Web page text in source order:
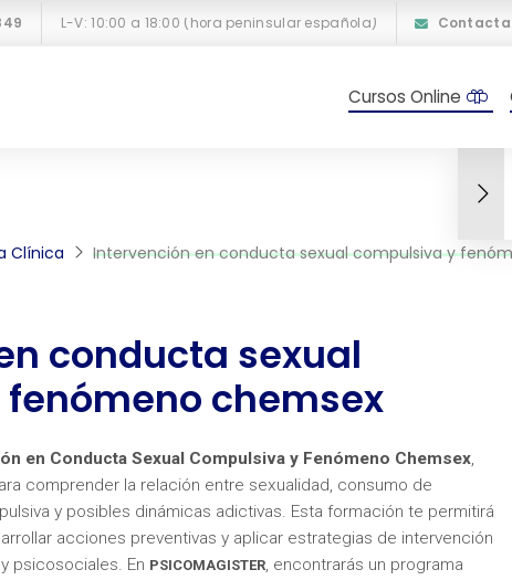
L-V: 10:00 a 18:00 (hora peninsular española)
Cursos Online
Clínica Intervención en conducta sexual compulsiva y
conducta sexual
chemsex
en Conducta Sexual Compulsiva y Fenómeno Chemsex,
comprender la relación entre sexualidad, consumo de
y posibles dinámicas adictivas. Esta formación te permitirá
acciones preventivas y aplicar estrategias de intervención
psicosociales. En PSICOMAGISTER, encontrarás un programa